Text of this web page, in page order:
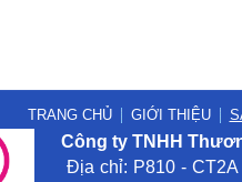
TRANG CHỦ GIỚI THIỆU
Công ty TNHH
Địa chỉ: P810 - CT2A